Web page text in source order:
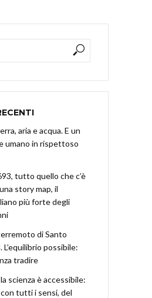
aria e acqua. E un
umano in rispettoso
tutto quello che c’è
story map, il
più forte degli
di Santo
possibile:
tradire
scienza è accessibile:
tutti i sensi, del